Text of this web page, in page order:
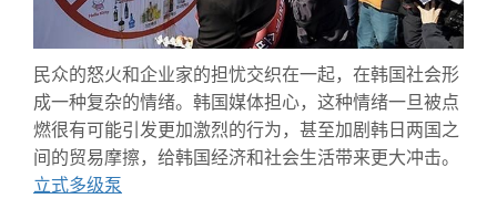
民众的怒火和企业家的担忧交织在一起，在韩国社会形
成一种复杂的情绪。韩国媒体担心，这种情绪一旦被点
燃很有可能引发更加激烈的行为，甚至加剧韩日两国之
间的贸易摩擦，给韩国经济和社会生活带来更大冲击。
立式多级泵